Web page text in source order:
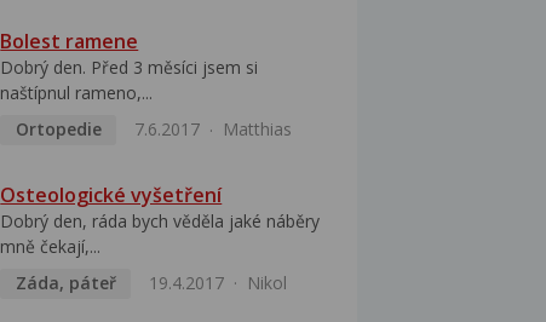
Bolest ramene
Dobrý den. Před 3 měsíci jsem si
naštípnul rameno,...
Ortopedie
7.6.2017 Matthias
Osteologické vyšetření
Dobrý den, ráda bych věděla jaké náběry
mně čekají,...
Záda, páteř
19.4.2017 Nikol